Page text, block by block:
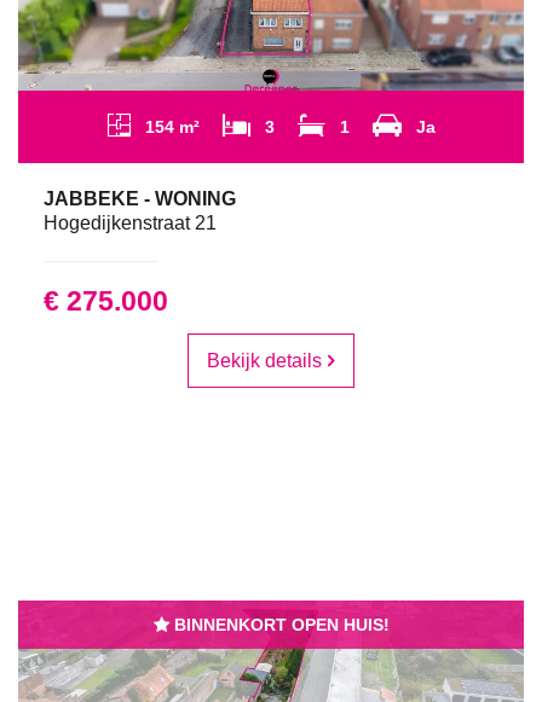
154 m² 3 1 Ja
JABBEKE - WONING
Hogedijkenstraat 21
€ 275.000
Bekijk details
BINNENKORT OPEN HUIS!